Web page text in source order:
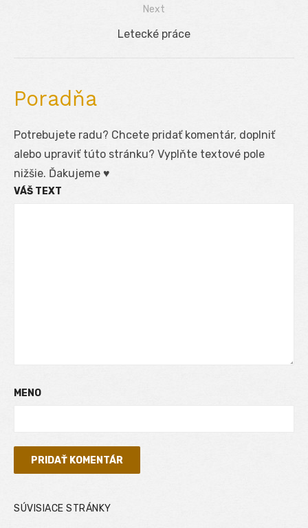
Next
Next
Letecké práce
Poradňa
Potrebujete radu? Chcete pridať komentár, doplniť
alebo upraviť túto stránku? Vyplňte textové pole
nižšie. Ďakujeme ♥
VÁŠ TEXT
MENO
SÚVISIACE STRÁNKY